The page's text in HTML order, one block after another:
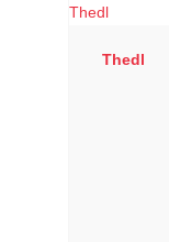
Thedl